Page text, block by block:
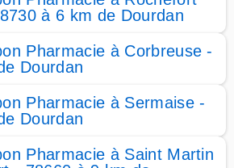
à 6 km de Dourdan
Pharmacie à Corbreuse -
Dourdan
Pharmacie à Sermaise -
Dourdan
Pharmacie à Saint Martin